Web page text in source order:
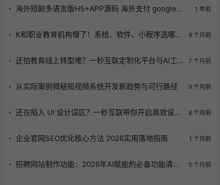
海外短剧多语言版H5+APP源码 海外支付 google
1 年前
K和职业教育机构懵了！系统、软件、小程序选哪个
9 个月前
还怕教育线上转型难？一秒互联定制化平台与AI工
7 个月前
从实际案例揭秘短视频系统开发新趋势与可行路径 9 个月前
还在陷入 UI 设计误区？一秒互联带你开启高效设计
8 个月前
企业官网SEO优化核心方法 2026实用落地指南 1 个月前
招聘网站制作功能：2026年AI赋能的必备功能清单
5 个月前